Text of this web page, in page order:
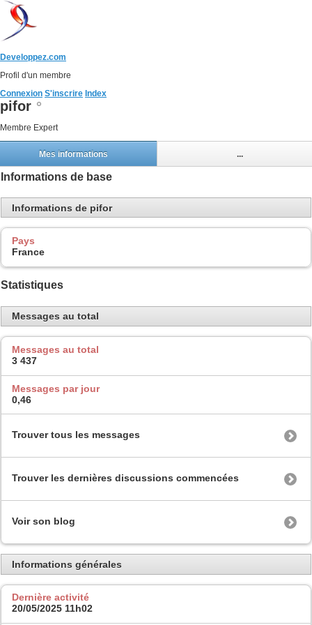
Developpez.com
Profil d'un membre
Connexion S'inscrire Index
pifor
Membre Expert
Mes informations ...
Informations de base
Informations de pifor
Pays
France
Statistiques
Messages au total
Messages au total
3 437
Messages par jour
0,46
Trouver tous les messages
Trouver les dernières discussions commencées
Voir son blog
Informations générales
Dernière activité
20/05/2025 11h02